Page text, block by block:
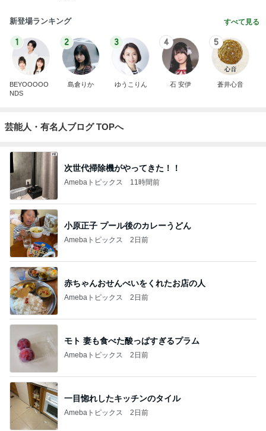
新登場ランキング すべて見る
1
BEYOOOOO
NDS
2
島倉りか
3
ゆうこりん
4
石 安伊
5
蒼井心音
芸能人・有名人ブログ TOPへ
次世代掃除機がやってきた！！
Amebaトピックス 11時間前
小原正子 プール後のカレーうどん
Amebaトピックス 2日前
赤ちゃんおせんべいをくれたお店の人
Amebaトピックス 2日前
モト 妻も食べた酸っぱすぎるプラム
Amebaトピックス 2日前
一目惚れしたキッチンのタイル
Amebaトピックス 2日前